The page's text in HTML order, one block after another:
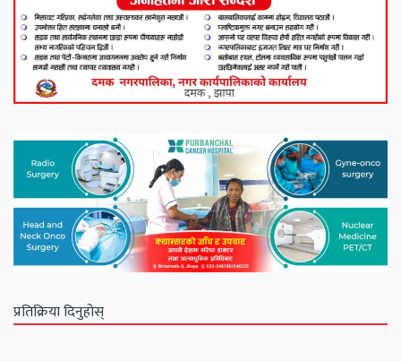
प्रतिक्रिया दिनुहोस्